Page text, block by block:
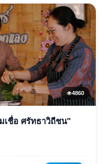
4860
เชื่อ ศรัทธาวิถีชน"